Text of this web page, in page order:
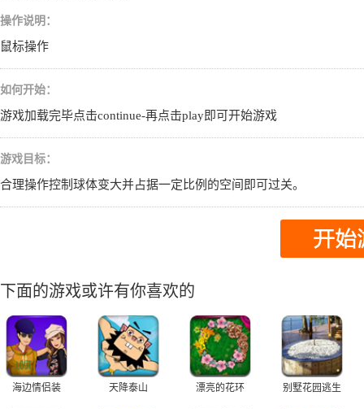
操作说明：
鼠标操作
如何开始：
游戏加载完毕点击continue-再点击play即可开始游戏
游戏目标：
合理操作控制球体变大并占据一定比例的空间即可过关。
下面的游戏或许有你喜欢的
海边情侣装 天降泰山 漂亮的花环 别墅花园逃生